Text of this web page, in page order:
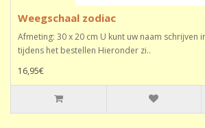
Weegschaal zodiac
Afmeting: 30 x 20 cm U kunt uw naam schrijven
tijdens het bestellen Hieronder zi..
16,95€